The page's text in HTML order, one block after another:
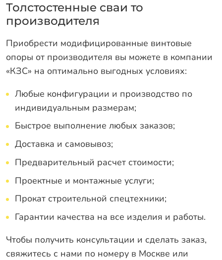
Толстостенные сваи то
производителя
Приобрести модифицированные винтовые
опоры от производителя вы можете в компании
«КЗС» на оптимально выгодных условиях:
Любые конфигурации и производство по
индивидуальным размерам;
Быстрое выполнение любых заказов;
Доставка и самовывоз;
Предварительный расчет стоимости;
Проектные и монтажные услуги;
Прокат строительной спецтехники;
Гарантии качества на все изделия и работы.
Чтобы получить консультации и сделать заказ,
свяжитесь с нами по номеру в Москве или